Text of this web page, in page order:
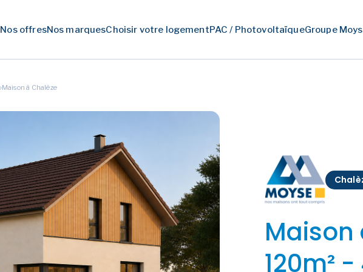
Nos offresNos marquesChoisir votre logementPAC / PhotovoltaïqueGroupe
Maison à Chalèze
Maison
120m²